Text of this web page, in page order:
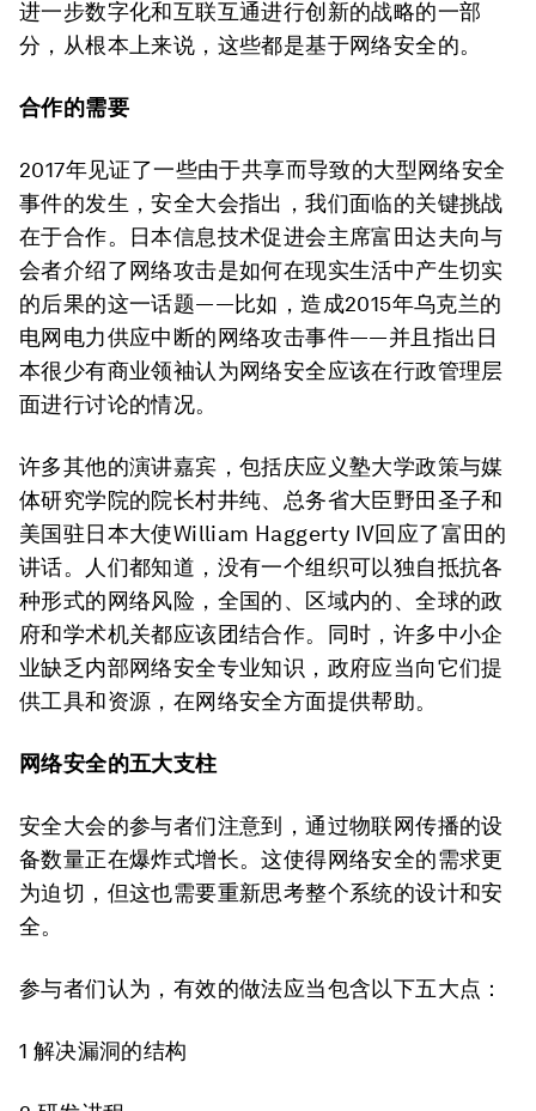
进一步数字化和互联互通进行创新的战略的一部
分，从根本上来说，这些都是基于网络安全的。
合作的需要
2017年见证了一些由于共享而导致的大型网络安全
事件的发生，安全大会指出，我们面临的关键挑战
在于合作。日本信息技术促进会主席富田达夫向与
会者介绍了网络攻击是如何在现实生活中产生切实
的后果的这一话题——比如，造成2015年乌克兰的
电网电力供应中断的网络攻击事件——并且指出日
本很少有商业领袖认为网络安全应该在行政管理层
面进行讨论的情况。
许多其他的演讲嘉宾，包括庆应义塾大学政策与媒
体研究学院的院长村井纯、总务省大臣野田圣子和
美国驻日本大使William Haggerty IV回应了富田的
讲话。人们都知道，没有一个组织可以独自抵抗各
种形式的网络风险，全国的、区域内的、全球的政
府和学术机关都应该团结合作。同时，许多中小企
业缺乏内部网络安全专业知识，政府应当向它们提
供工具和资源，在网络安全方面提供帮助。
网络安全的五大支柱
安全大会的参与者们注意到，通过物联网传播的设
备数量正在爆炸式增长。这使得网络安全的需求更
为迫切，但这也需要重新思考整个系统的设计和安
全。
参与者们认为，有效的做法应当包含以下五大点：
1 解决漏洞的结构